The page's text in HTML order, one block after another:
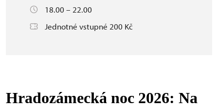
18.00 – 22.00
Jednotné vstupné 200 Kč
Hradozámecká noc 2026: Na